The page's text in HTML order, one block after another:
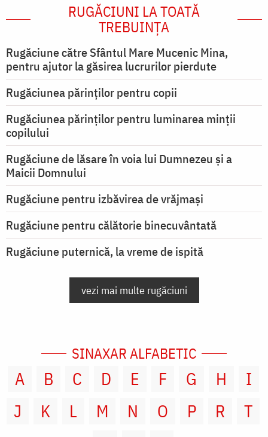
RUGĂCIUNI LA TOATĂ
TREBUINȚA
Rugăciune către Sfântul Mare Mucenic Mina,
pentru ajutor la găsirea lucrurilor pierdute
Rugăciunea părinților pentru copii
Rugăciunea părinților pentru luminarea minţii
copilului
Rugăciune de lăsare în voia lui Dumnezeu şi a
Maicii Domnului
Rugăciune pentru izbăvirea de vrăjmași
Rugăciune pentru călătorie binecuvântată
Rugăciune puternică, la vreme de ispită
vezi mai multe rugăciuni
SINAXAR ALFABETIC
A B C D E F G H
I
J
K L M N O P R
T